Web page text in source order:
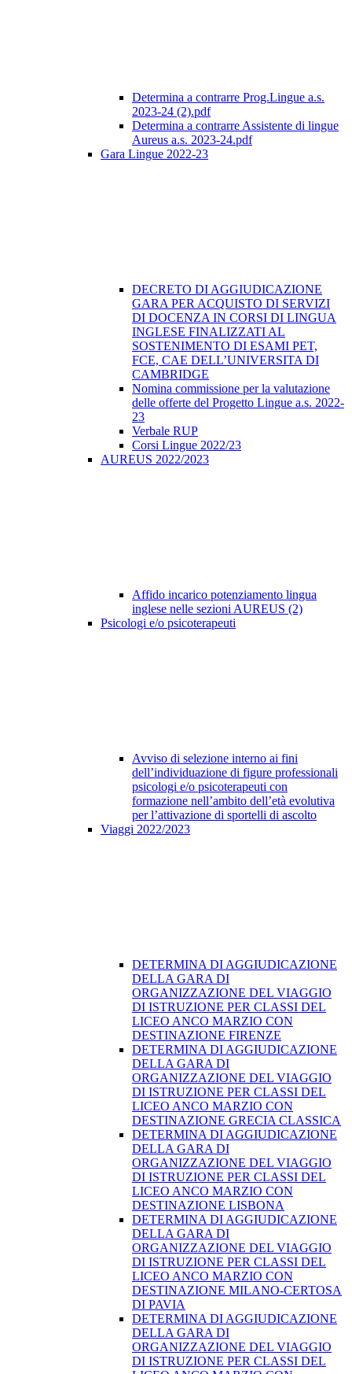
Determina a contrarre Prog.Lingue a.s.
2023-24 (2).pdf
Determina a contrarre Assistente di lingue
Aureus a.s. 2023-24.pdf
Gara Lingue 2022-23
DECRETO DI AGGIUDICAZIONE
GARA PER ACQUISTO DI SERVIZI
DI DOCENZA IN CORSI DI LINGUA
INGLESE FINALIZZATI AL
SOSTENIMENTO DI ESAMI PET,
FCE, CAE DELL’UNIVERSITA DI
CAMBRIDGE
Nomina commissione per la valutazione
delle offerte del Progetto Lingue a.s. 2022-
23
Verbale RUP
Corsi Lingue 2022/23
AUREUS 2022/2023
Affido incarico potenziamento lingua
inglese nelle sezioni AUREUS (2)
Psicologi e/o psicoterapeuti
Avviso di selezione interno ai fini
dell’individuazione di figure professionali
psicologi e/o psicoterapeuti con
formazione nell’ambito dell’età evolutiva
per l’attivazione di sportelli di ascolto
Viaggi 2022/2023
DETERMINA DI AGGIUDICAZIONE
DELLA GARA DI
ORGANIZZAZIONE DEL VIAGGIO
DI ISTRUZIONE PER CLASSI DEL
LICEO ANCO MARZIO CON
DESTINAZIONE FIRENZE
DETERMINA DI AGGIUDICAZIONE
DELLA GARA DI
ORGANIZZAZIONE DEL VIAGGIO
DI ISTRUZIONE PER CLASSI DEL
LICEO ANCO MARZIO CON
DESTINAZIONE GRECIA CLASSICA
DETERMINA DI AGGIUDICAZIONE
DELLA GARA DI
ORGANIZZAZIONE DEL VIAGGIO
DI ISTRUZIONE PER CLASSI DEL
LICEO ANCO MARZIO CON
DESTINAZIONE LISBONA
DETERMINA DI AGGIUDICAZIONE
DELLA GARA DI
ORGANIZZAZIONE DEL VIAGGIO
DI ISTRUZIONE PER CLASSI DEL
LICEO ANCO MARZIO CON
DESTINAZIONE MILANO-CERTOSA
DI PAVIA
DETERMINA DI AGGIUDICAZIONE
DELLA GARA DI
ORGANIZZAZIONE DEL VIAGGIO
DI ISTRUZIONE PER CLASSI DEL